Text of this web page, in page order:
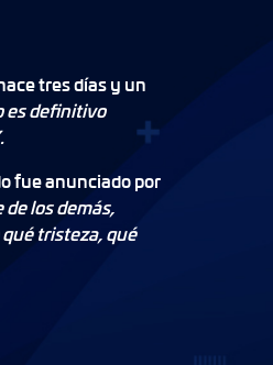
tres días y un
es definitivo
fue anunciado por
los demás,
tristeza, qué